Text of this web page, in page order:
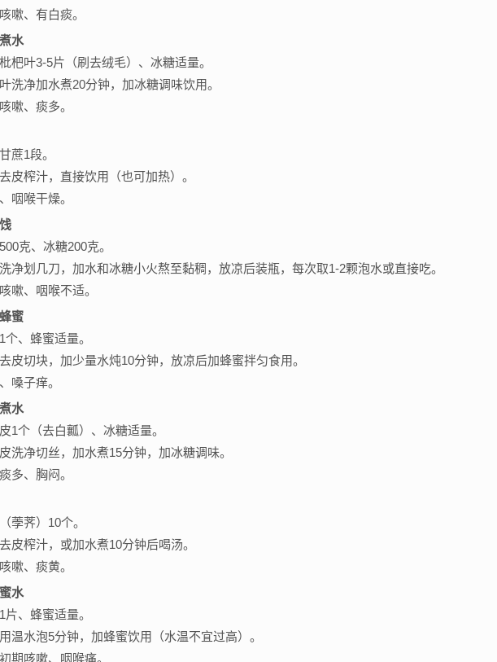
嗽、有白痰。
水
杷叶3-5片（刷去绒毛）、冰糖适量。
洗净加水煮20分钟，加冰糖调味饮用。
嗽、痰多。
蔗1段。
皮榨汁，直接饮用（也可加热）。
咽喉干燥。
克、冰糖200克。
净划几刀，加水和冰糖小火熬至黏稠，放凉后装瓶，每次取1-2颗泡水或直接吃。
嗽、咽喉不适。
蜜
、蜂蜜适量。
皮切块，加少量水炖10分钟，放凉后加蜂蜜拌匀食用。
嗓子痒。
水
1个（去白瓤）、冰糖适量。
洗净切丝，加水煮15分钟，加冰糖调味。
多、胸闷。
荸荠）10个。
皮榨汁，或加水煮10分钟后喝汤。
嗽、痰黄。
水
、蜂蜜适量。
温水泡5分钟，加蜂蜜饮用（水温不宜过高）。
期咳嗽、咽喉痛。